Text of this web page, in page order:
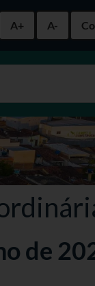
A+
A-
de